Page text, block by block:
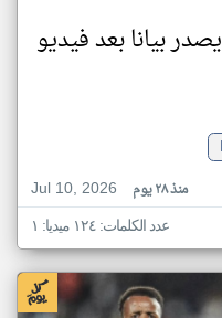
بيانا بعد فيديو
Jul 10, 2026
منذ ٢٨ يوم
عدد الكلمات: ١٢٤ ميديا: ١